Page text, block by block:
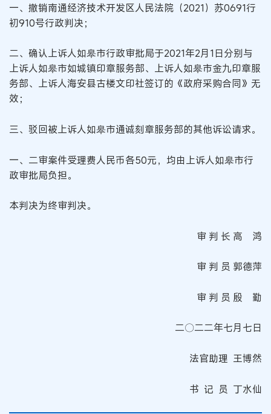
一、撤销南通经济技术开发区人民法院（2021）苏0691行
初910号行政判决；
二、确认上诉人如皋市行政审批局于2021年2月1日分别与
上诉人如皋市如城镇印章服务部、上诉人如皋市金九印章服
务部、上诉人海安县古楼文印社签订的《政府采购合同》无
效；
三、驳回被上诉人如皋市通诚刻章服务部的其他诉讼请求。
一、二审案件受理费人民币各50元，均由上诉人如皋市行
政审批局负担。
本判决为终审判决。
审 判 长 高 鸿
审 判 员 郭德萍
审 判 员 殷 勤
二〇二二年七月七日
法官助理 王博然
书 记 员 丁水仙